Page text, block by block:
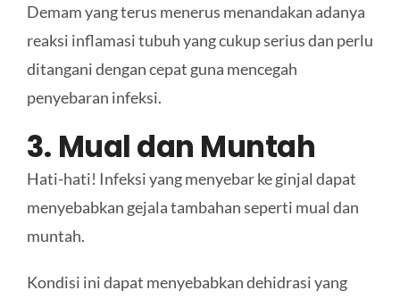
Demam yang terus menerus menandakan adanya
reaksi inflamasi tubuh yang cukup serius dan perlu
ditangani dengan cepat guna mencegah
penyebaran infeksi.
3. Mual dan Muntah
Hati-hati! Infeksi yang menyebar ke ginjal dapat
menyebabkan gejala tambahan seperti mual dan
muntah.
Kondisi ini dapat menyebabkan dehidrasi yang